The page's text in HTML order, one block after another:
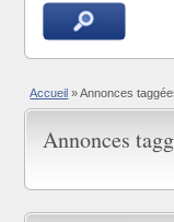
Accueil » Annonces
Annonces